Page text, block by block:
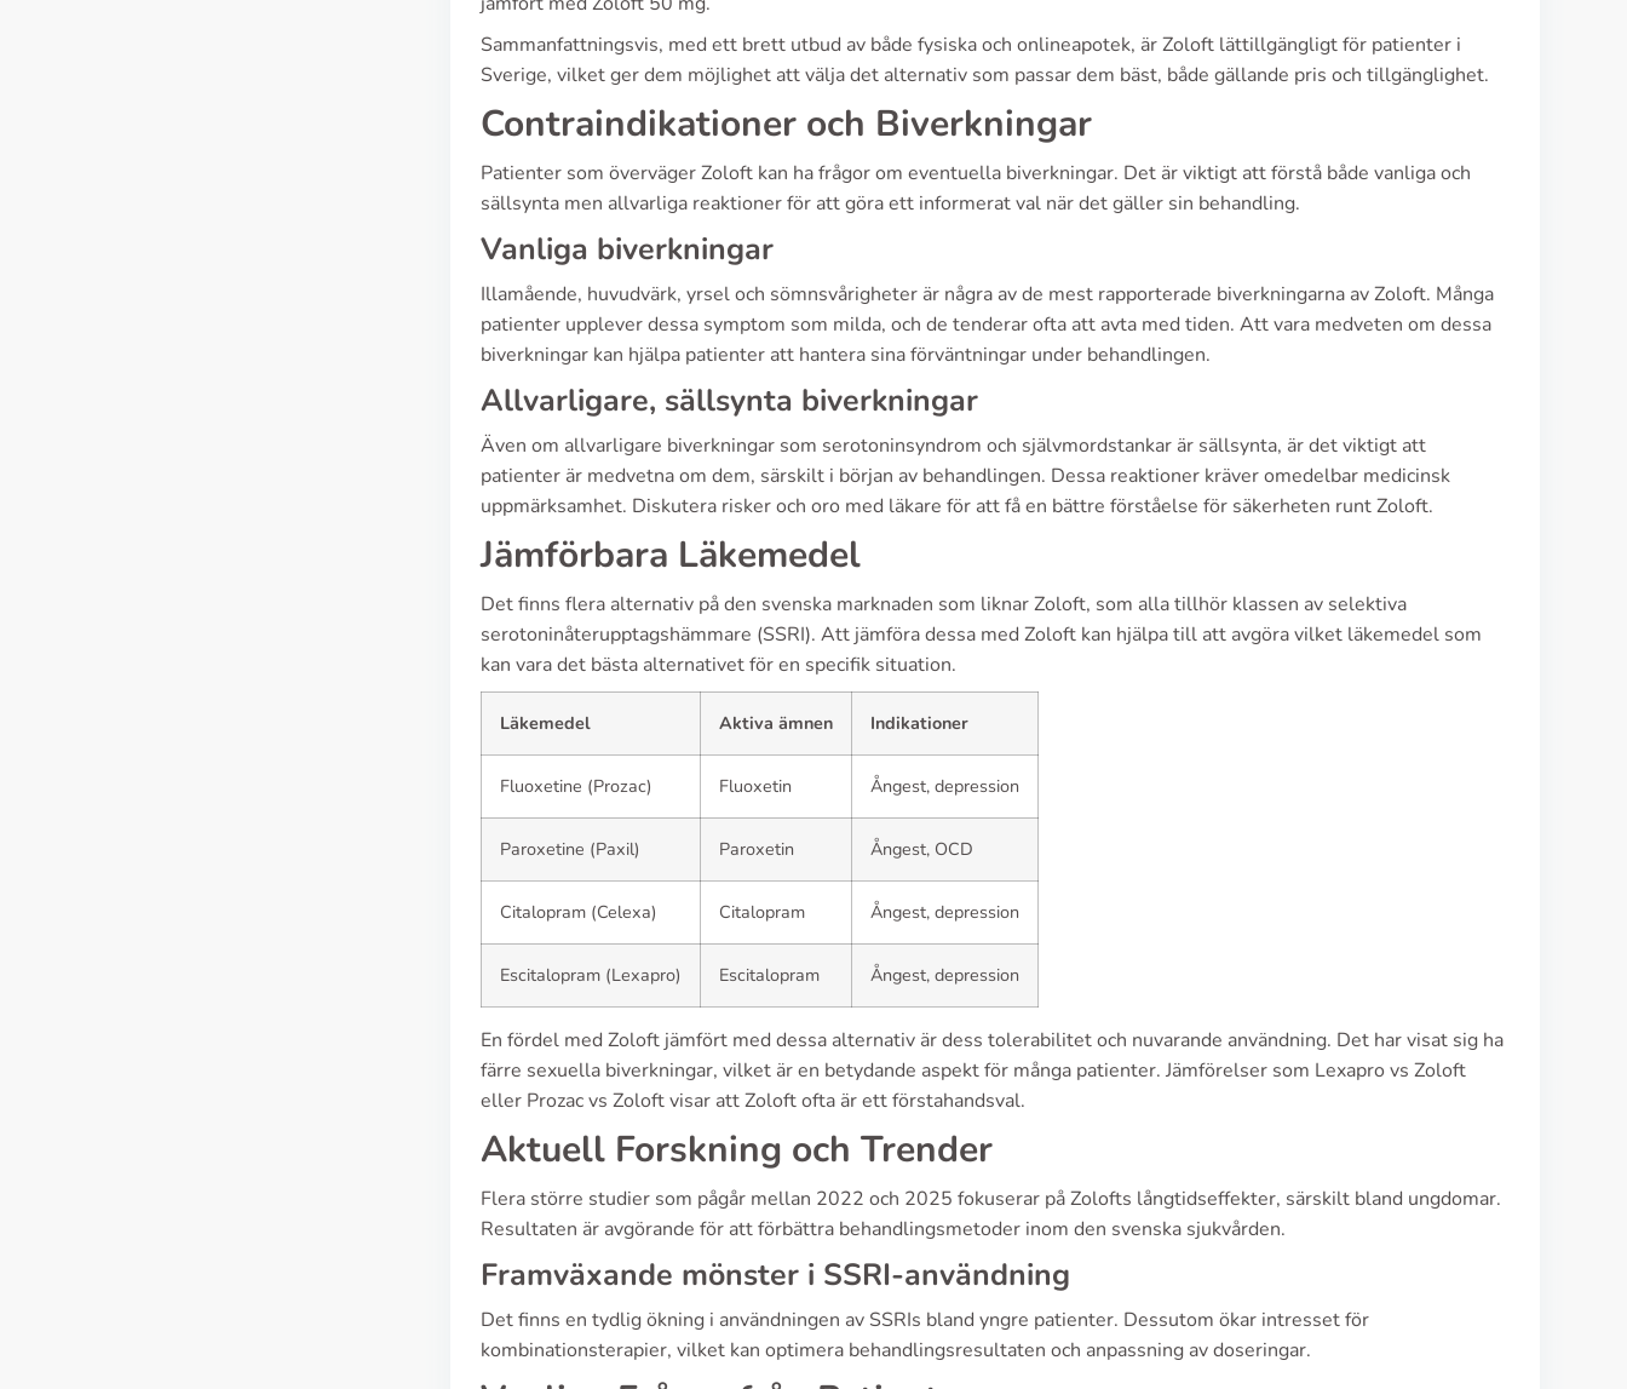
Sammanfattningsvis, med ett brett utbud av både fysiska och onlineapotek, är Zoloft lättillgängligt för patienter i
Sverige, vilket ger dem möjlighet att välja det alternativ som passar dem bäst, både gällande pris och tillgänglighet.
Contraindikationer och Biverkningar
Patienter som överväger Zoloft kan ha frågor om eventuella biverkningar. Det är viktigt att förstå både vanliga och
sällsynta men allvarliga reaktioner för att göra ett informerat val när det gäller sin behandling.
Vanliga biverkningar
Illamående, huvudvärk, yrsel och sömnsvårigheter är några av de mest rapporterade biverkningarna av Zoloft. Många
patienter upplever dessa symptom som milda, och de tenderar ofta att avta med tiden. Att vara medveten om dessa
biverkningar kan hjälpa patienter att hantera sina förväntningar under behandlingen.
Allvarligare, sällsynta biverkningar
Även om allvarligare biverkningar som serotoninsyndrom och självmordstankar är sällsynta, är det viktigt att
patienter är medvetna om dem, särskilt i början av behandlingen. Dessa reaktioner kräver omedelbar medicinsk
uppmärksamhet. Diskutera risker och oro med läkare för att få en bättre förståelse för säkerheten runt Zoloft.
Jämförbara Läkemedel
Det finns flera alternativ på den svenska marknaden som liknar Zoloft, som alla tillhör klassen av selektiva
serotoninåterupptagshämmare (SSRI). Att jämföra dessa med Zoloft kan hjälpa till att avgöra vilket läkemedel som
kan vara det bästa alternativet för en specifik situation.
Läkemedel Aktiva ämnen Indikationer
Fluoxetine (Prozac) Fluoxetin Ångest, depression
Paroxetine (Paxil) Paroxetin Ångest, OCD
Citalopram (Celexa) Citalopram Ångest, depression
Escitalopram (Lexapro) Escitalopram Ångest, depression
En fördel med Zoloft jämfört med dessa alternativ är dess tolerabilitet och nuvarande användning. Det har visat sig ha
färre sexuella biverkningar, vilket är en betydande aspekt för många patienter. Jämförelser som Lexapro vs Zoloft
eller Prozac vs Zoloft visar att Zoloft ofta är ett förstahandsval.
Aktuell Forskning och Trender
Flera större studier som pågår mellan 2022 och 2025 fokuserar på Zolofts långtidseffekter, särskilt bland ungdomar.
Resultaten är avgörande för att förbättra behandlingsmetoder inom den svenska sjukvården.
Framväxande mönster i SSRI-användning
Det finns en tydlig ökning i användningen av SSRIs bland yngre patienter. Dessutom ökar intresset för
kombinationsterapier, vilket kan optimera behandlingsresultaten och anpassning av doseringar.